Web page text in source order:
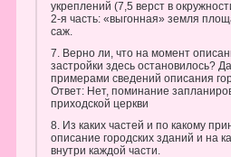
укреплений (7,5 верст в
2-я часть: «выгонная» земля
саж.
7. Верно ли, что на момент
застройки здесь остановилось?
примерами сведений описания
Ответ: Нет, поминание
приходской церкви
8. Из каких частей и по какому
описание городских зданий и на
внутри каждой части.